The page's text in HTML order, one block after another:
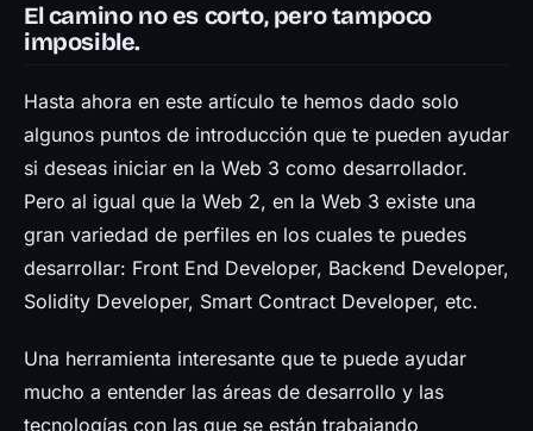
El camino no es corto, pero tampoco
imposible.
Hasta ahora en este artículo te hemos dado solo
algunos puntos de introducción que te pueden ayudar
si deseas iniciar en la Web 3 como desarrollador.
Pero al igual que la Web 2, en la Web 3 existe una
gran variedad de perfiles en los cuales te puedes
desarrollar: Front End Developer, Backend Developer,
Solidity Developer, Smart Contract Developer, etc.
Una herramienta interesante que te puede ayudar
mucho a entender las áreas de desarrollo y las
tecnologías con las que se están trabajando